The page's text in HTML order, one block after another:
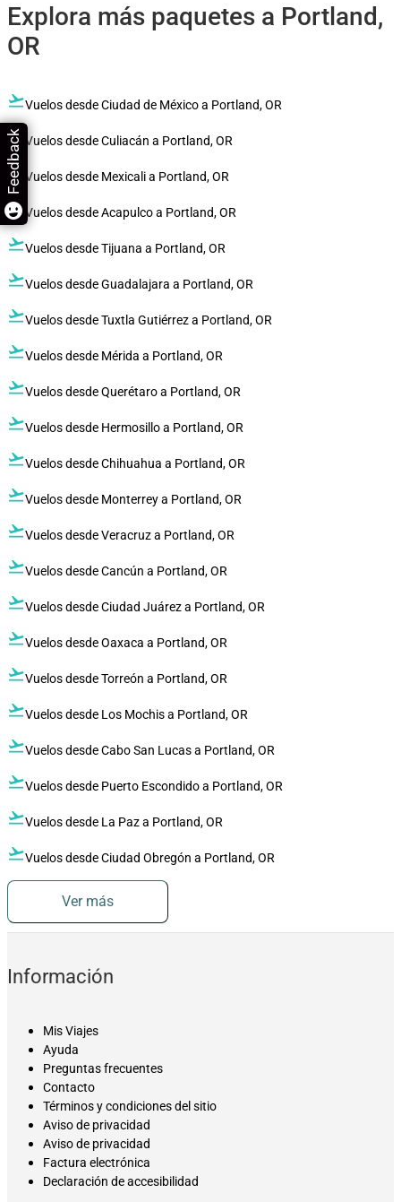
Explora más paquetes a Portland,
OR
flight_takeoffVuelos desde Ciudad de México a Portland, OR
flight_takeoff Vuelos desde Culiacán a Portland, OR
flight_takeoff Vuelos desde Mexicali a Portland, OR
flight_takeoff Vuelos desde Acapulco a Portland, OR
flight_takeoffVuelos desde Tijuana a Portland, OR
flight_takeoffVuelos desde Guadalajara a Portland, OR
flight_takeoffVuelos desde Tuxtla Gutiérrez a Portland, OR
flight_takeoffVuelos desde Mérida a Portland, OR
flight_takeoffVuelos desde Querétaro a Portland, OR
flight_takeoffVuelos desde Hermosillo a Portland, OR
flight_takeoffVuelos desde Chihuahua a Portland, OR
flight_takeoffVuelos desde Monterrey a Portland, OR
flight_takeoffVuelos desde Veracruz a Portland, OR
flight_takeoffVuelos desde Cancún a Portland, OR
flight_takeoffVuelos desde Ciudad Juárez a Portland, OR
flight_takeoffVuelos desde Oaxaca a Portland, OR
flight_takeoffVuelos desde Torreón a Portland, OR
flight_takeoffVuelos desde Los Mochis a Portland, OR
flight_takeoffVuelos desde Cabo San Lucas a Portland, OR
flight_takeoffVuelos desde Puerto Escondido a Portland, OR
flight_takeoffVuelos desde La Paz a Portland, OR
flight_takeoffVuelos desde Ciudad Obregón a Portland, OR
Ver más
Información
Mis Viajes
Ayuda
Preguntas frecuentes
Contacto
Términos y condiciones del sitio
Aviso de privacidad
Aviso de privacidad
Factura electrónica
Declaración de accesibilidad
Feedback